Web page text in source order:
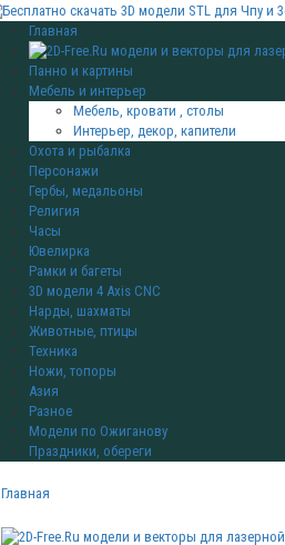
Главная
Панно и картины
Мебель и интерьер
Мебель, кровати , столы
Интерьер, декор, капители
Охота и рыбалка
Персонажи
Гербы, медальоны
Религия
Часы
Ювелирка
Рамки и багеты
3D модели 4 Axis CNC
Нарды, шахматы
Животные, птицы
Техника
Ножи, топоры
Азия
Разное
Модели по Ожиганову
Праздники, обереги
Главная